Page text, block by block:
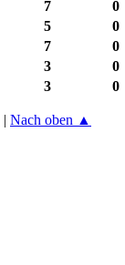
7
0
5
0
7
0
3
0
3 0
| Nach oben ▲